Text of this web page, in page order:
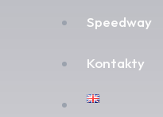
Speedway
Kontakty